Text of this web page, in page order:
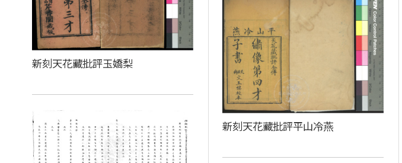
新刻天花藏批評玉嬌梨
新刻天花藏批評平山冷燕